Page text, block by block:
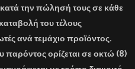
την πώλησή τους σε κάθε
του τέλους
ανά τεμάχιο προϊόντος.
παρόντος ορίζεται σε οκτώ (8)